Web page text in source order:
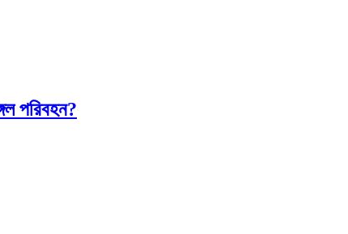
পরিবহন?